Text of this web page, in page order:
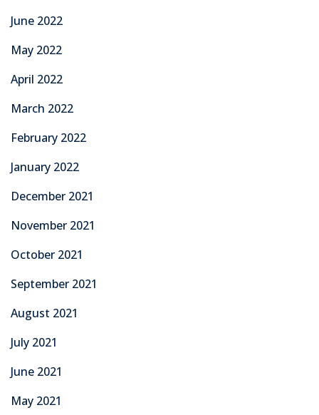
June 2022
May 2022
April 2022
March 2022
February 2022
January 2022
December 2021
November 2021
October 2021
September 2021
August 2021
July 2021
June 2021
May 2021